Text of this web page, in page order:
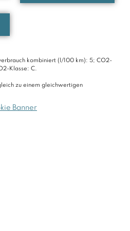
kombiniert (l/100 km): 5; CO2-
Klasse: C.
zu einem gleichwertigen
Banner